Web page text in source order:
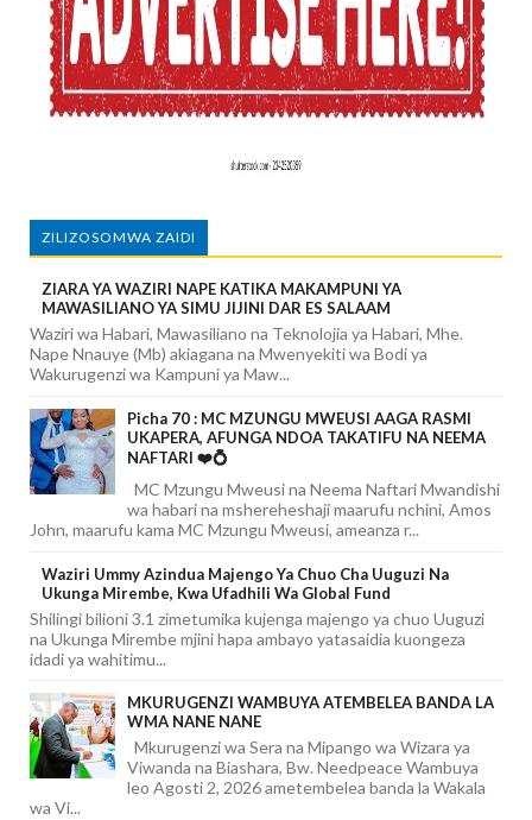
ZILIZOSOMWA ZAIDI
ZIARA YA WAZIRI NAPE KATIKA MAKAMPUNI YA
MAWASILIANO YA SIMU JIJINI DAR ES SALAAM
Waziri wa Habari, Mawasiliano na Teknolojia ya Habari, Mhe.
Nape Nnauye (Mb) akiagana na Mwenyekiti wa Bodi ya
Wakurugenzi wa Kampuni ya Maw...
Picha 70 : MC MZUNGU MWEUSI AAGA RASMI
UKAPERA, AFUNGA NDOA TAKATIFU NA NEEMA
NAFTARI ❤️💍
MC Mzungu Mweusi na Neema Naftari Mwandishi
wa habari na mshereheshaji maarufu nchini, Amos
John, maarufu kama MC Mzungu Mweusi, ameanza r...
Waziri Ummy Azindua Majengo Ya Chuo Cha Uuguzi Na
Ukunga Mirembe, Kwa Ufadhili Wa Global Fund
Shilingi bilioni 3.1 zimetumika kujenga majengo ya chuo Uuguzi
na Ukunga Mirembe mjini hapa ambayo yatasaidia kuongeza
idadi ya wahitimu...
MKURUGENZI WAMBUYA ATEMBELEA BANDA LA
WMA NANE NANE
Mkurugenzi wa Sera na Mipango wa Wizara ya
Viwanda na Biashara, Bw. Needpeace Wambuya
leo Agosti 2, 2026 ametembelea banda la Wakala
wa Vi...